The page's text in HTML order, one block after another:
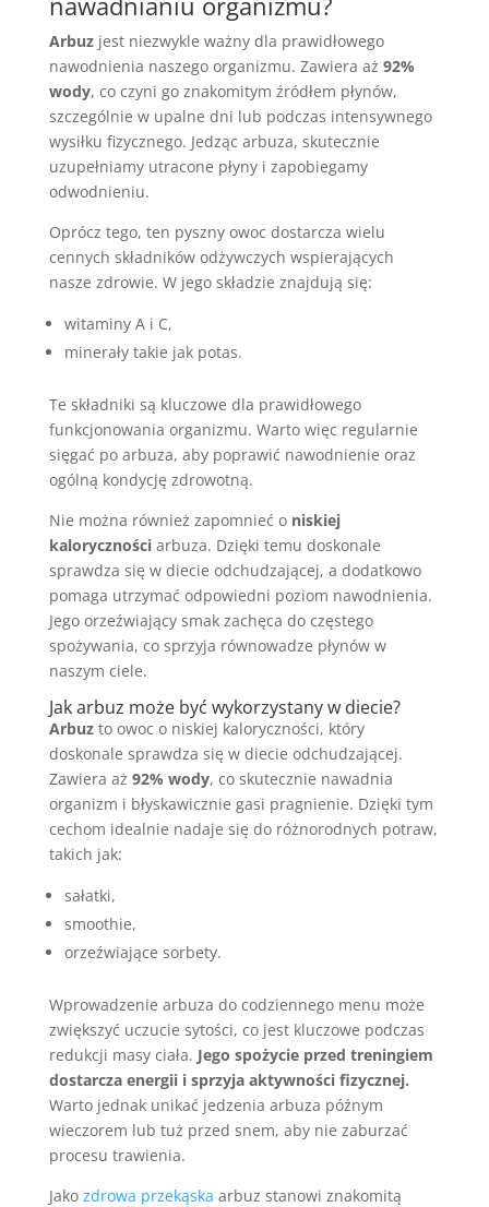
Arbuzjest niezwykle ważny dla prawidłowego
nawodnienia naszego organizmu. Zawiera aż 92%
wody, co czyni go znakomitym źródłem płynów,
szczególnie w upalne dni lub podczas intensywnego
wysiłku fizycznego. Jedząc arbuza, skutecznie
uzupełniamy utracone płyny i zapobiegamy
odwodnieniu.
Oprócz tego, ten pyszny owoc dostarcza wielu
cennych składników odżywczych wspierających
nasze zdrowie. W jego składzie znajdują się:
witaminy A i C,
minerały takie jak potas.
Te składniki są kluczowe dla prawidłowego
funkcjonowania organizmu. Warto więc regularnie
sięgać po arbuza, aby poprawić nawodnienie oraz
ogólną kondycję zdrowotną.
Nie można również zapomnieć o niskiej
kalorycznościarbuza. Dzięki temu doskonale
sprawdza się w diecie odchudzającej, a dodatkowo
pomaga utrzymać odpowiedni poziom nawodnienia.
Jego orzeźwiający smak zachęca do częstego
spożywania, co sprzyja równowadze płynów w
naszym ciele.
Jak arbuz może być wykorzystany w diecie?
Arbuzto owoc o niskiej kaloryczności, który
doskonale sprawdza się w diecie odchudzającej.
Zawiera aż 92% wody, co skutecznie nawadnia
organizm i błyskawicznie gasi pragnienie. Dzięki tym
cechom idealnie nadaje się do różnorodnych potraw,
takich jak:
sałatki,
smoothie,
orzeźwiające sorbety.
Wprowadzenie arbuza do codziennego menu może
zwiększyć uczucie sytości, co jest kluczowe podczas
redukcji masy ciała. Jego spożycie przed treningiem
dostarcza energii i sprzyja aktywności fizycznej.
Warto jednak unikać jedzenia arbuza późnym
wieczorem lub tuż przed snem, aby nie zaburzać
procesu trawienia.
Jako zdrowa przekąska arbuz stanowi znakomitą